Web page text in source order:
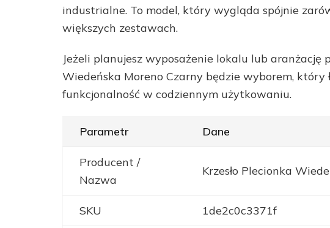
industrialne. To model, który wygląda spójnie
większych zestawach.
Jeżeli planujesz wyposażenie lokalu lub aranżację
Wiedeńska Moreno Czarny będzie wyborem, który
funkcjonalność w codziennym użytkowaniu.
Parametr Dane
Producent /
Nazwa
Krzesło Plecionka
SKU 1de2c0c3371f